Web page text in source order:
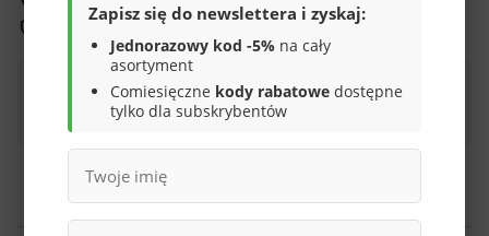
Bezpieczne zakupy
Darmowa dostawa do paczkomatu lub punktu
Więcej informacji.
Zapisz się do newslettera i zyskaj:
Jednorazowy kod -5% na cały
asortyment
Comiesięczne kody rabatowe dostępne
tylko dla subskrybentów